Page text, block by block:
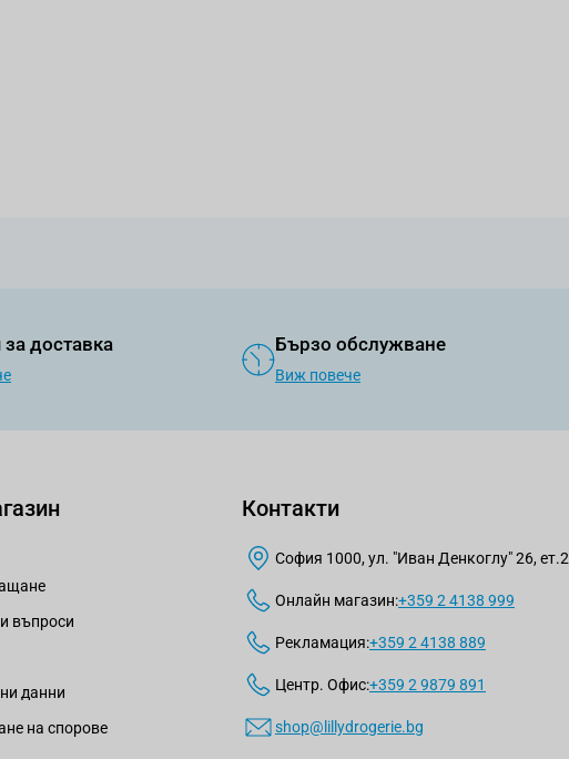
доставка Бързо обслужване
Виж повече
въпроси
данни
на спорове
Контакти
София 1000, ул. "Иван Денкоглу" 26, ет.2
Онлайн магазин:+359 2 4138 999
Рекламация:+359 2 4138 889
Центр. Офис:+359 2 9879 891
shop@lillydrogerie.bg